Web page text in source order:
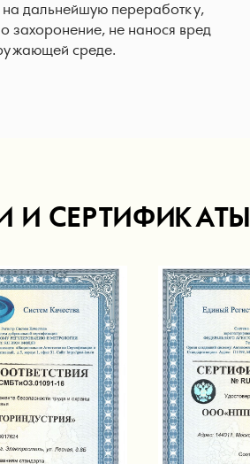
на дальнейшую переработку,
захоронение, не нанося вред
среде.
И СЕРТИФИКАТЫ